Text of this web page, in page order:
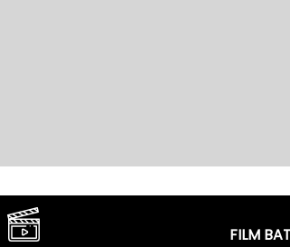
FILM